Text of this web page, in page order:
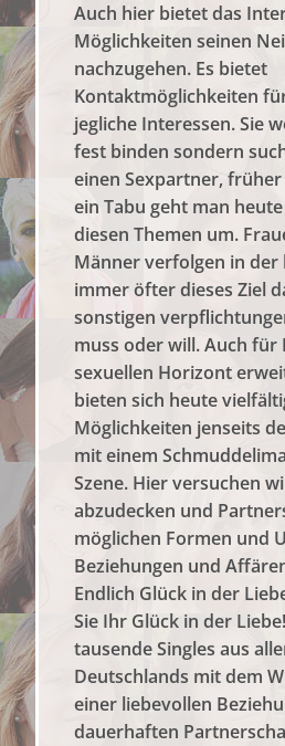
Auch hier bietet das
Möglichkeiten seinen
nachzugehen. Es bietet
Kontaktmöglichkeiten
jegliche Interessen. Sie
fest binden sondern
einen Sexpartner,
ein Tabu geht man
diesen Themen um.
Männer verfolgen in der
immer öfter dieses Ziel
sonstigen
muss oder will. Auch für
sexuellen Horizont
bieten sich heute
Möglichkeiten jenseits
mit einem
Szene. Hier versuchen
abzudecken und
möglichen Formen und
Beziehungen und
Endlich Glück in der
Sie Ihr Glück in der
tausende Singles aus
Deutschlands mit dem
einer liebevollen
dauerhaften